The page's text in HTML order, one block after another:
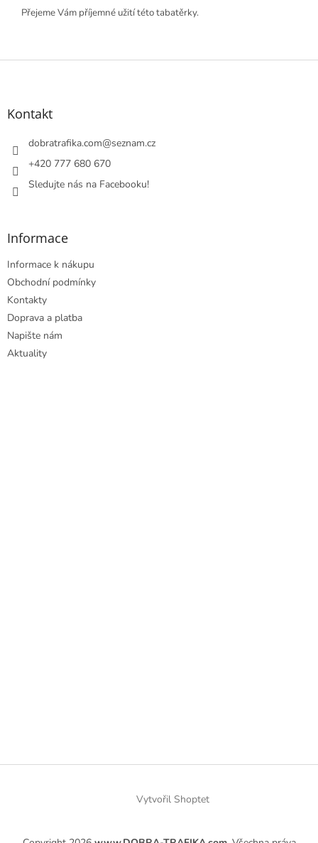
Přejeme Vám příjemné užití této tabatěrky.
Z
Kontakt
dobratrafika.com@seznam.cz
+420 777 680 670
Sledujte nás na Facebooku!
Informace
Informace k nákupu
Obchodní podmínky
Kontakty
Doprava a platba
Napište nám
Aktuality
Vytvořil Shoptet